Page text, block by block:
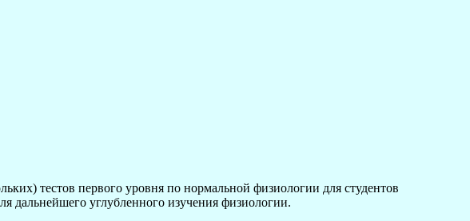
тестов первого уровня по нормальной физиологии для студентов
дальнейшего углубленного изучения физиологии.